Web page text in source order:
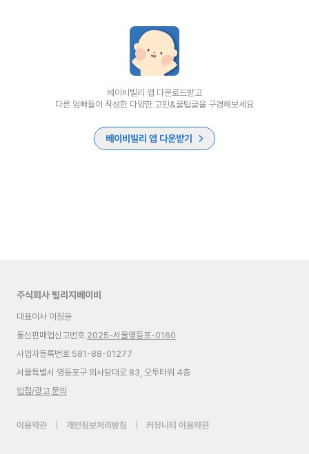
베이비빌리 앱 다운로드받고
다른 엄빠들이 작성한 다양한 고민&꿀팁글을 구경해보세요
베이비빌리 앱 다운받기
주식회사 빌리지베이비
대표이사 이정윤
통신판매업신고번호 2025-서울영등포-0160
사업자등록번호 581-88-01277
서울특별시 영등포구 의사당대로 83, 오투타워 4층
입점/광고 문의
이용약관 개인정보처리방침 커뮤니티 이용약관